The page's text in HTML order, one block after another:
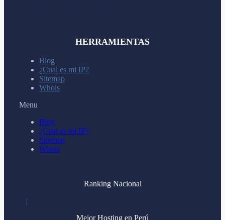
HERRAMIENTAS
Blog
¿Cual es mi IP?
Sitemap
Whois
Menu
Blog
¿Cual es mi IP?
Sitemap
Whois
Ranking Nacional
Mejor Hosting en Perú